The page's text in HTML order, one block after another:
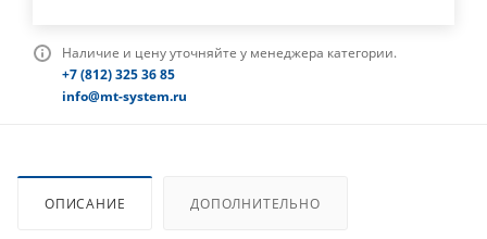
Наличие и цену уточняйте у менеджера категории.
+7 (812) 325 36 85
info@mt-system.ru
ОПИСАНИЕ ДОПОЛНИТЕЛЬНО